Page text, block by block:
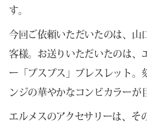
す。
今回ご依頼いただいたのは、山
客様。お送りいただいたのは、
ー「プスプス」ブレスレット
ンジの華やかなコンビカラーが
エルメスのアクセサリーは、そ